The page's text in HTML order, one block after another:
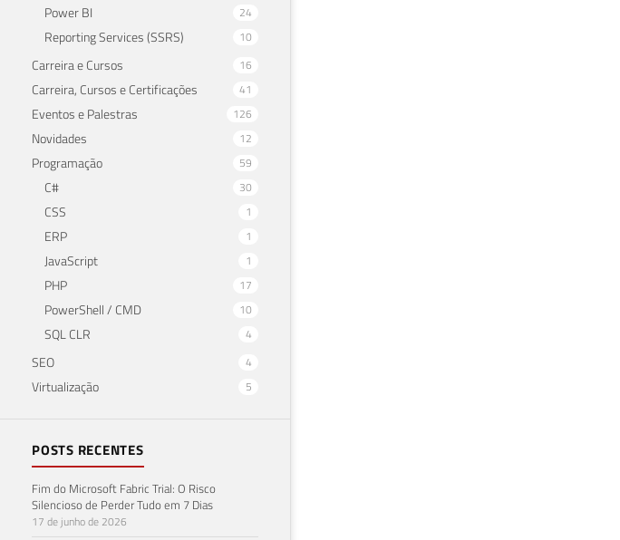
Power BI 24
Reporting Services (SSRS) 10
Carreira e Cursos 16
Carreira, Cursos e Certificações 41
Eventos e Palestras 126
Novidades 12
Programação 59
C# 30
CSS 1
ERP 1
JavaScript 1
PHP 17
PowerShell / CMD 10
SQL CLR 4
SEO 4
Virtualização 5
POSTS RECENTES
Fim do Microsoft Fabric Trial: O Risco
Silencioso de Perder Tudo em 7 Dias
17 de junho de 2026